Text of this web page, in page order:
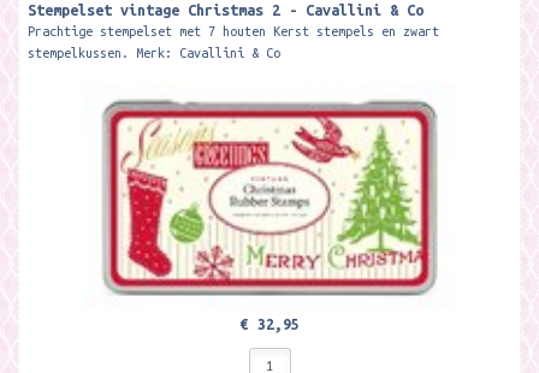
Stempelset vintage Christmas 2 - Cavallini & Co
Prachtige stempelset met 7 houten Kerst stempels en zwart
stempelkussen. Merk: Cavallini & Co
€ 32,95